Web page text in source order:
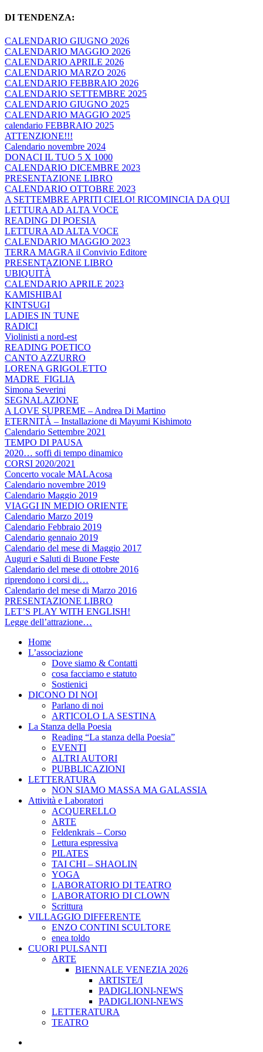
DI TENDENZA:
CALENDARIO GIUGNO 2026
CALENDARIO MAGGIO 2026
CALENDARIO APRILE 2026
CALENDARIO MARZO 2026
CALENDARIO FEBBRAIO 2026
CALENDARIO SETTEMBRE 2025
CALENDARIO GIUGNO 2025
CALENDARIO MAGGIO 2025
calendario FEBBRAIO 2025
ATTENZIONE!!!
Calendario novembre 2024
DONACI IL TUO 5 X 1000
CALENDARIO DICEMBRE 2023
PRESENTAZIONE LIBRO
CALENDARIO OTTOBRE 2023
A SETTEMBRE APRITI CIELO! RICOMINCIA DA QUI
LETTURA AD ALTA VOCE
READING DI POESIA
LETTURA AD ALTA VOCE
CALENDARIO MAGGIO 2023
TERRA MAGRA il Convivio Editore
PRESENTAZIONE LIBRO
UBIQUITÀ
CALENDARIO APRILE 2023
KAMISHIBAI
KINTSUGI
LADIES IN TUNE
RADICI
Violinisti a nord-est
READING POETICO
CANTO AZZURRO
LORENA GRIGOLETTO
MADRE_FIGLIA
Simona Severini
SEGNALAZIONE
A LOVE SUPREME – Andrea Di Martino
ETERNITÀ – Installazione di Mayumi Kishimoto
Calendario Settembre 2021
TEMPO DI PAUSA
2020… soffi di tempo dinamico
CORSI 2020/2021
Concerto vocale MALAcosa
Calendario novembre 2019
Calendario Maggio 2019
VIAGGI IN MEDIO ORIENTE
Calendario Marzo 2019
Calendario Febbraio 2019
Calendario gennaio 2019
Calendario del mese di Maggio 2017
Auguri e Saluti di Buone Feste
Calendario del mese di ottobre 2016
riprendono i corsi di…
Calendario del mese di Marzo 2016
PRESENTAZIONE LIBRO
LET’S PLAY WITH ENGLISH!
Legge dell’attrazione…
Home
L’associazione
Dove siamo & Contatti
cosa facciamo e statuto
Sostienici
DICONO DI NOI
Parlano di noi
ARTICOLO LA SESTINA
La Stanza della Poesia
Reading “La stanza della Poesia”
EVENTI
ALTRI AUTORI
PUBBLICAZIONI
LETTERATURA
NON SIAMO MASSA MA GALASSIA
Attività e Laboratori
ACQUERELLO
ARTE
Feldenkrais – Corso
Lettura espressiva
PILATES
TAI CHI – SHAOLIN
YOGA
LABORATORIO DI TEATRO
LABORATORIO DI CLOWN
Scrittura
VILLAGGIO DIFFERENTE
ENZO CONTINI SCULTORE
enea toldo
CUORI PULSANTI
ARTE
BIENNALE VENEZIA 2026
ARTISTE/I
PADIGLIONI-NEWS
PADIGLIONI-NEWS
LETTERATURA
TEATRO